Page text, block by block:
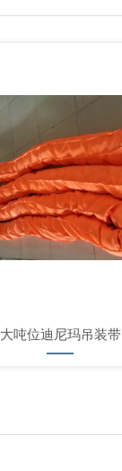
大吨位迪尼玛吊装带